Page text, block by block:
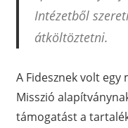
Intézetből
átköltöztetni.
A Fidesznek volt
Misszió
támogatást a